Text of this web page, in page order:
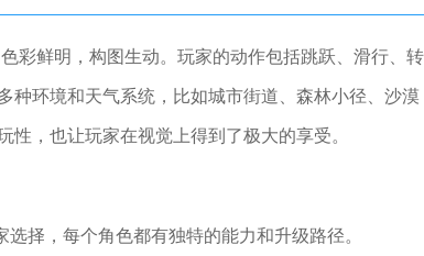
彩鲜明，构图生动。玩家的动作包括跳跃、滑行、转
种环境和天气系统，比如城市街道、森林小径、沙漠
，也让玩家在视觉上得到了极大的享受。
择，每个角色都有独特的能力和升级路径。